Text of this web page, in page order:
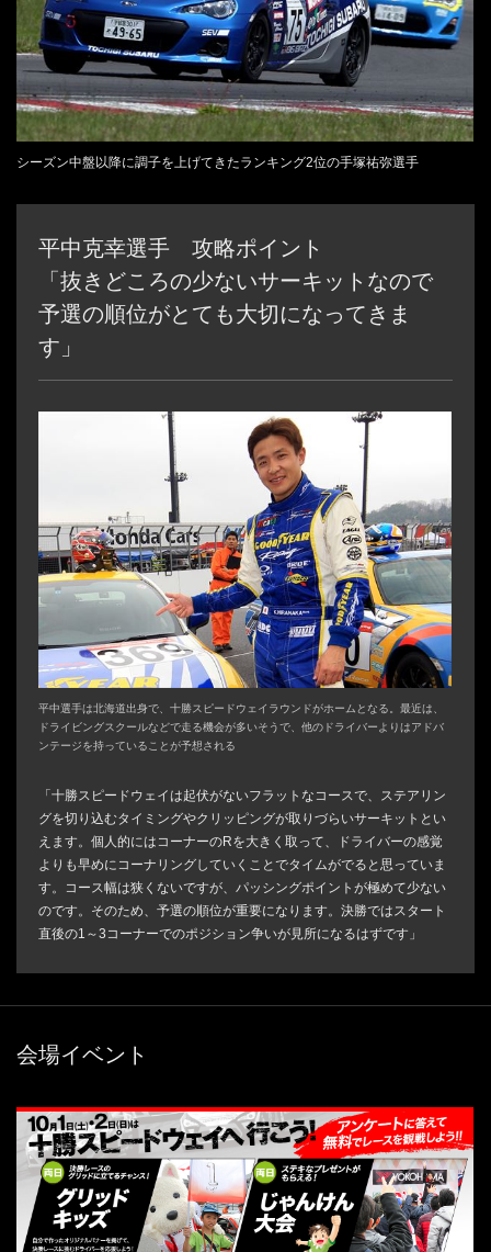
シーズン中盤以降に調子を上げてきたランキング2位の手塚祐弥選手
平中克幸選手 攻略ポイント
「抜きどころの少ないサーキットなので
予選の順位がとても大切になってきま
す」
平中選手は北海道出身で、十勝スピードウェイラウンドがホームとなる。最近は、
ドライビングスクールなどで走る機会が多いそうで、他のドライバーよりはアドバ
ンテージを持っていることが予想される
「十勝スピードウェイは起伏がないフラットなコースで、ステアリン
グを切り込むタイミングやクリッピングが取りづらいサーキットとい
えます。個人的にはコーナーのRを大きく取って、ドライバーの感覚
よりも早めにコーナリングしていくことでタイムがでると思っていま
す。コース幅は狭くないですが、パッシングポイントが極めて少ない
のです。そのため、予選の順位が重要になります。決勝ではスタート
直後の1～3コーナーでのポジション争いが見所になるはずです」
会場イベント